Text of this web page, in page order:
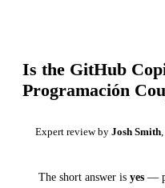
Is the GitHub
Programación
Expert review by Josh Smith
The short answer is yes —